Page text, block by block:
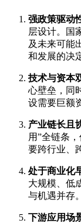
强政策驱动
层设计。国
及未来可能
和发展的决
技术与资本
心壁垒，同
设需要巨额
产业链长且
用”全链条
要跨行业、
处于商业化
大规模、低
与机遇并存。
下游应用场